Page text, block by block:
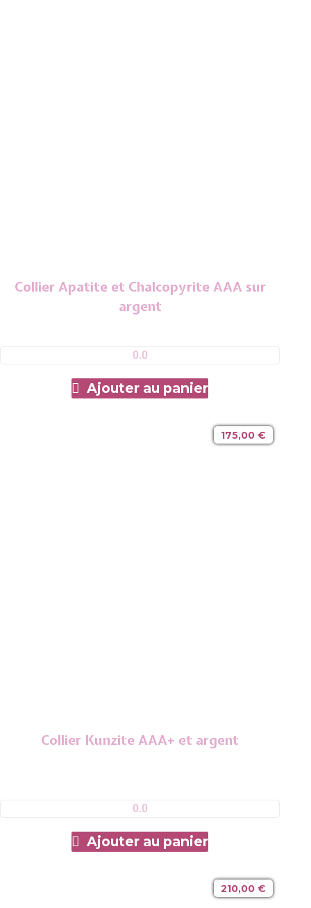
Collier Apatite et Chalcopyrite AAA sur
argent
0.0
Ajouter au panier
Collier Kunzite AAA+ et argent
0.0
175,00€
Ajouter au panier
210,00€